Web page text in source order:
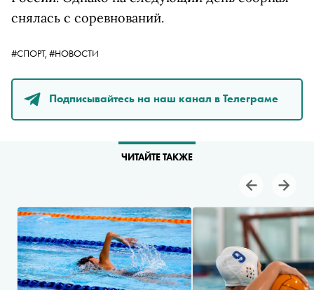
снялась с соревнований.
#СПОРТ, #НОВОСТИ
Подписывайтесь на наш канал в Телеграме
ЧИТАЙТЕ ТАКЖЕ